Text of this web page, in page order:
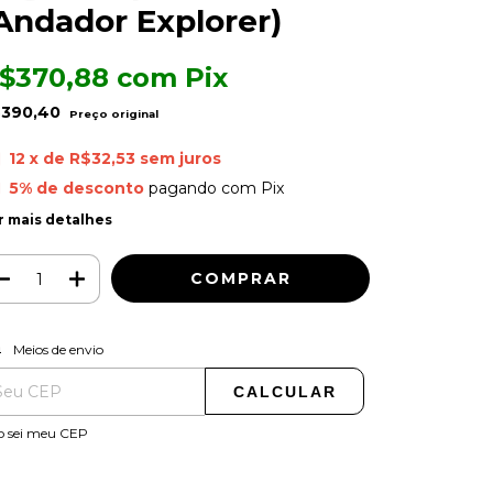
Explorer)
com Pix
12 x de R$32,53 sem juros
5% de descontopagando com Pix
mais detalhes
para o CEP:
Meios de envio
CALCULAR
sei meu CEP